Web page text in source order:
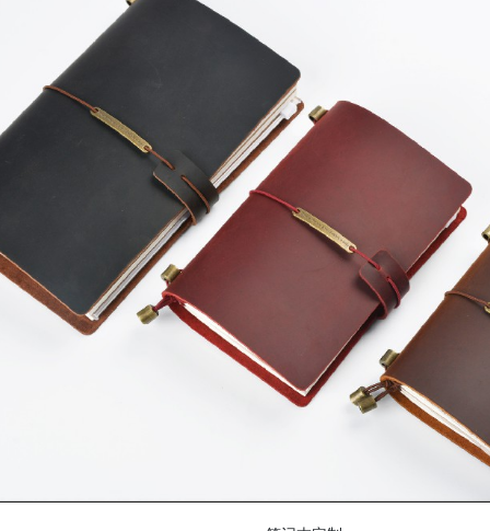
不干胶系列